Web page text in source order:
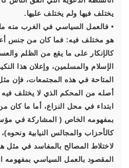
يختلف فيها ولم يختلف عليها.
• فالعمل السياسي في الغرب منه
هو مختلف فيه: فما كان من جنس
كالإنكار على ما يقع من الظلم
الإسلام والمسلمين، وإعلان هذا
المتاحة في هذه المجتمعات، فإن
أصله من المحكم الذي لا يختلف فيه
ابتداء في محل النزاع، أما ما
بمفهومه الخاص ( المشاركة في
كالأحزاب والمجالس النيابية
لاختلاط المصالح بالمفاسد في مثل
المقصود بالعمل السياسي بمفهومه